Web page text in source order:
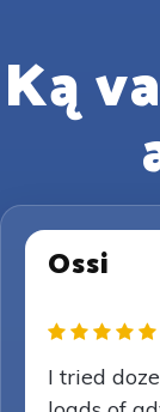
Ką
Ossi
I tried